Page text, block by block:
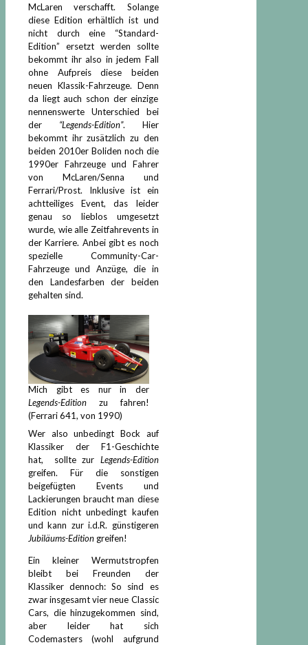
McLaren verschafft. Solange
diese Edition erhältlich ist und
nicht durch eine “Standard-
Edition” ersetzt werden sollte
bekommt ihr also in jedem Fall
ohne Aufpreis diese beiden
neuen Klassik-Fahrzeuge. Denn
da liegt auch schon der einzige
nennenswerte Unterschied bei
der “Legends-Edition”. Hier
bekommt ihr zusätzlich zu den
beiden 2010er Boliden noch die
1990er Fahrzeuge und Fahrer
von McLaren/Senna und
Ferrari/Prost. Inklusive ist ein
achtteiliges Event, das leider
genau so lieblos umgesetzt
wurde, wie alle Zeitfahrevents in
der Karriere. Anbei gibt es noch
spezielle Community-Car-
Fahrzeuge und Anzüge, die in
den Landesfarben der beiden
gehalten sind.
Mich gibt es nur in der
Legends-Edition zu fahren!
(Ferrari 641, von 1990)
Wer also unbedingt Bock auf
Klassiker der F1-Geschichte
hat, sollte zur Legends-Edition
greifen. Für die sonstigen
beigefügten Events und
Lackierungen braucht man diese
Edition nicht unbedingt kaufen
und kann zur i.d.R. günstigeren
Jubiläums-Edition greifen!
Ein kleiner Wermutstropfen
bleibt bei Freunden der
Klassiker dennoch: So sind es
zwar insgesamt vier neue Classic
Cars, die hinzugekommen sind,
aber leider hat sich
Codemasters (wohl aufgrund